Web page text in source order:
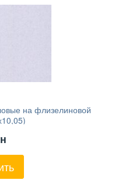
на флизелиновой